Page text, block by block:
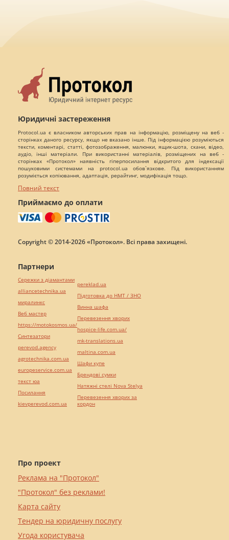
Юридичні застереження
Protocol.ua є власником авторських прав на інформацію, розміщену на веб -
сторінках даного ресурсу, якщо не вказано інше. Під інформацією розуміються
тексти, коментарі, статті, фотозображення, малюнки, ящик-шота, скани, відео,
аудіо, інші матеріали. При використанні матеріалів, розміщених на веб -
сторінках «Протокол» наявність гіперпосилання відкритого для індексації
пошуковими системами на protocol.ua обов`язкове. Під використанням
розуміється копіювання, адаптація, рерайтинг, модифікація тощо.
Повний текст
Приймаємо до оплати
Copyright © 2014-2026 «Протокол». Всі права захищені.
Про проект
Реклама на "Протокол"
"Протокол" без реклами!
Карта сайту
Тендер на юридичну послугу
Угода користувача
Партнери
Сережки з діамантами
alliancetechnika.ua
миралинкс
Веб мастер
https://motokosmos.ua/
Синтезатори
perevod.agency
agrotechnika.com.ua
europeservice.com.ua
текст юа
Посилання
kievperevod.com.ua
pereklad.ua
Підготовка до НМТ / ЗНО
Винна шафа
Перевезення хворих
hospice-life.com.ua/
mk-translations.ua
maltina.com.ua
Шафи купе
Брендові сумки
Натяжні стелі Nova Stelya
Перевезення хворих за
кордон